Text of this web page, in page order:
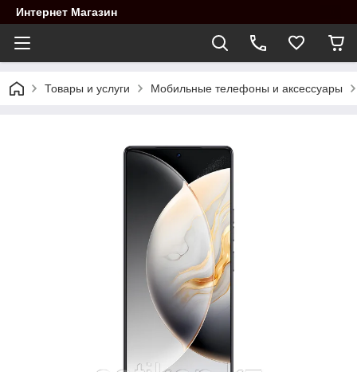
Интернет Магазин
Товары и услуги Мобильные телефоны и аксессуары